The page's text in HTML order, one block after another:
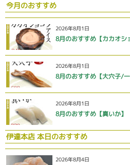
今月のおすすめ
2026年8月1日
8月のおすすめ【カカオシ
2026年8月1日
8月のおすすめ【大穴子/一
2026年8月1日
8月のおすすめ【真いか】
伊達本店 本日のおすすめ
2026年8月4日